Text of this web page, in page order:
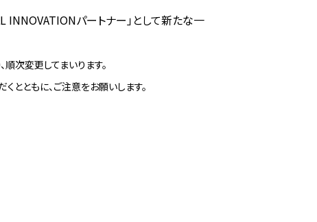
INNOVATIONパートナー」として新たな一
次変更してまいります。
とともに、ご注意をお願いします。